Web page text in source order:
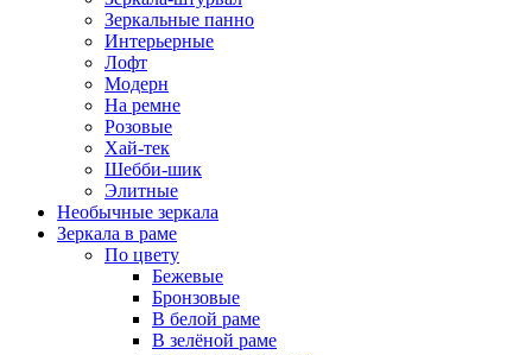
Зеркальные панно
Интерьерные
Лофт
Модерн
На ремне
Розовые
Хай-тек
Шебби-шик
Элитные
Необычные зеркала
Зеркала в раме
По цвету
Бежевые
Бронзовые
В белой раме
В зелёной раме